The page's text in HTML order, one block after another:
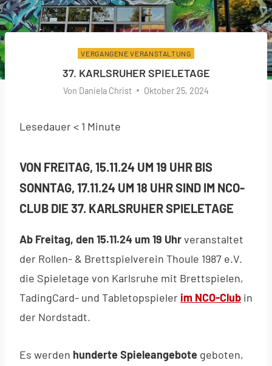
VERGANGENE VERANSTALTUNG
37. KARLSRUHER SPIELETAGE
Von Daniela Christ Oktober 25, 2024
Lesedauer< 1 Minute
VON FREITAG, 15.11.24 UM 19 UHR BIS
SONNTAG, 17.11.24 UM 18 UHRSIND IM NCO-
CLUB DIE 37. KARLSRUHER SPIELETAGE
Ab Freitag, den 15.11.24 um 19 Uhrveranstaltet
der Rollen- & Brettspielverein Thoule 1987 e.V.
die Spieletage von Karlsruhe mit Brettspielen,
TadingCard- und Tabletopspieler im NCO-Club in
der Nordstadt.
Es werden hunderte Spieleangebote geboten,